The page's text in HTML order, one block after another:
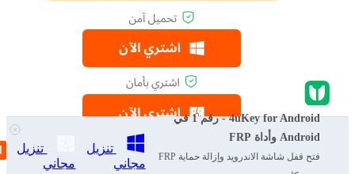
4uKey for Android - رقم 1 في
Android وأداة FRP
فتح قفل شاشة الاندرويد وإزالة حماية FRP
تنزيل
مجاني
تنزيل
مجاني